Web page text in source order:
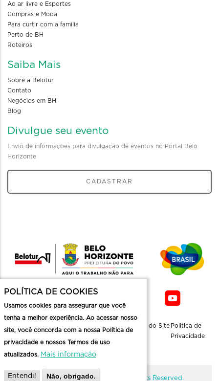
Ao ar livre e Esportes
Compras e Moda
Para curtir com a familia
Perto de BH
Roteiros
Saiba Mais
Sobre a Belotur
Contato
Negócios em BH
Blog
Divulgue seu evento
Envio de informações para divulgação de eventos no Portal Belo
Horizonte
CADASTRAR
Mapa do Site Politica de
Privacidade
@ Copyright Belotur 2026. All Rights Reserved.
POLÍTICA DE COOKIES
Usamos cookies para assegurar que você
tenha a melhor experiência. Ao acessar nosso
site, você concorda com a nossa Política de
privacidade e nossos Termos de uso
atualizados. Mais informação
Entendi! Não, obrigado.